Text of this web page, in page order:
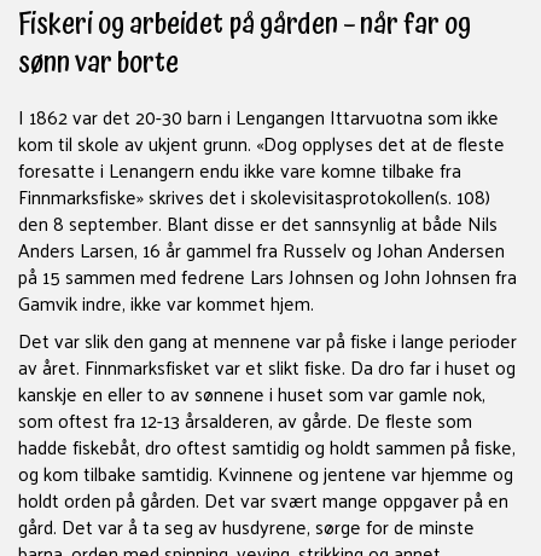
Fiskeri og arbeidet på gården – når far og
sønn var borte
I 1862 var det 20-30 barn i Lengangen Ittarvuotna som ikke
kom til skole av ukjent grunn. «Dog opplyses det at de fleste
foresatte i Lenangern endu ikke vare komne tilbake fra
Finnmarksfiske» skrives det i skolevisitasprotokollen(s. 108)
den 8 september. Blant disse er det sannsynlig at både Nils
Anders Larsen, 16 år gammel fra Russelv og Johan Andersen
på 15 sammen med fedrene Lars Johnsen og John Johnsen fra
Gamvik indre, ikke var kommet hjem.
Det var slik den gang at mennene var på fiske i lange perioder
av året. Finnmarksfisket var et slikt fiske. Da dro far i huset og
kanskje en eller to av sønnene i huset som var gamle nok,
som oftest fra 12-13 årsalderen, av gårde. De fleste som
hadde fiskebåt, dro oftest samtidig og holdt sammen på fiske,
og kom tilbake samtidig. Kvinnene og jentene var hjemme og
holdt orden på gården. Det var svært mange oppgaver på en
gård. Det var å ta seg av husdyrene, sørge for de minste